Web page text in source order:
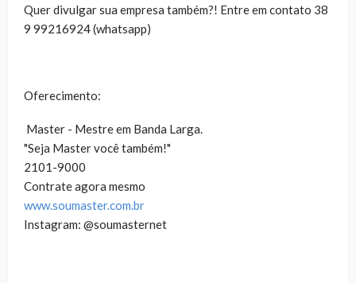
Quer divulgar sua empresa também?! Entre em contato 38
9 99216924 (whatsapp)
Oferecimento:
Master - Mestre em Banda Larga.
"Seja Master você também!"
2101-9000
Contrate agora mesmo
www.soumaster.com.br
Instagram: @soumasternet